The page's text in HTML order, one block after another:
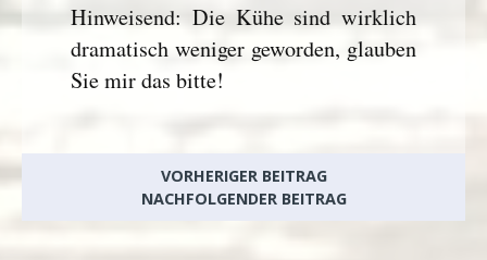
Hinweisend: Die Kühe sind wirklich
dramatisch weniger geworden, glauben
Sie mir das bitte!
VORHERIGER BEITRAG
NACHFOLGENDER BEITRAG